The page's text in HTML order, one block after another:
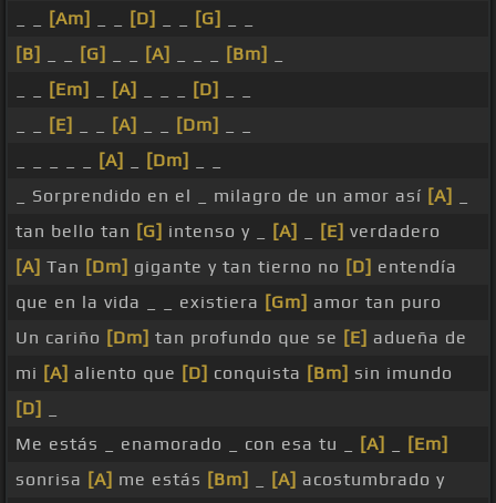
[Am] [D] [G]
[B]
[G] [A] [Bm]
[Em] [A] [D]
[E] [A] [Dm]
[A] [Dm]
_ Sorprendido en el _ milagro de un amor así [A]
tan bello tan [G] intenso y _ [A] [E] verdadero
[A] Tan [Dm] gigante y tan tierno no [D] entendía
que en la vida _ _ existiera [Gm] amor tan puro
Un cariño [Dm] tan profundo que se [E] adueña de
mi [A] aliento que [D] conquista [Bm] sin imundo
[D]
Me estás _ enamorado _ con esa tu _
[A]
[Em]
sonrisa [A] me estás [Bm] [A] acostumbrado y